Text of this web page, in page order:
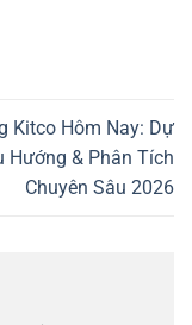
Kitco Hôm Nay: Dự
Hướng & Phân Tích
Chuyên Sâu 2026